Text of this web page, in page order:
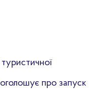
туристичної
оголошує про запуск